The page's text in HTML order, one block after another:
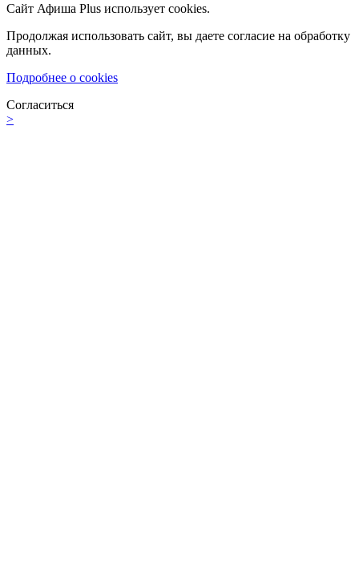
Сайт Афиша Plus использует cookies.
Продолжая использовать сайт, вы даете согласие на обработку
данных.
Подробнее о cookies
Согласиться
>